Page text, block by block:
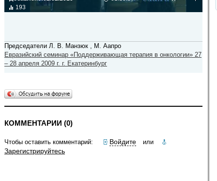
193
Председатели Л. В. Манзюк , М. Аапро
Евразийский семинар «Поддерживающая терапия в онкологии» 27
– 28 апреля 2009 г. г. Екатеринбург
КОММЕНТАРИИ (0)
Чтобы оставить комментарий: Войдите или
Зарегистрируйтесь